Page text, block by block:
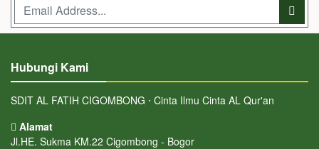
Hubungi Kami
SDIT AL FATIH CIGOMBONG ⋅ Cinta Ilmu Cinta AL Qur'an
Alamat
Jl.HE. Sukma KM.22 Cigombong - Bogor